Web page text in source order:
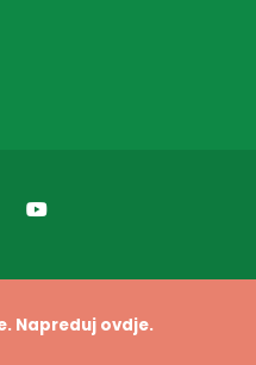
Napreduj ovdje.